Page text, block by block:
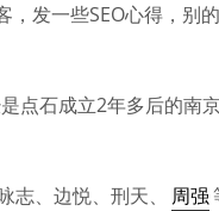
发一些SEO心得，别
点石成立2年多后的南
志、边悦、刑天、 周强